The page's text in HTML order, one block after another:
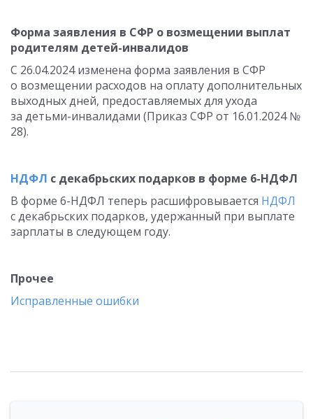
Форма заявления в СФР о возмещении выплат
родителям детей-инвалидов
С 26.04.2024изменена форма заявления в СФР
о возмещении расходов на оплату дополнительных
выходных дней, предоставляемых для ухода
за детьми-инвалидами (Приказ СФР от 16.01.2024№
28).
НДФЛ с декабрьских подарков в форме 6-НДФЛ
В форме 6-НДФЛ теперь расшифровывается НДФЛ
с декабрьских подарков, удержанный при выплате
зарплаты в следующем году.
Прочее
Исправленные ошибки